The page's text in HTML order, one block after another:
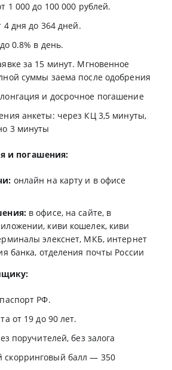
1 000 до 100 000 рублей.
4 дня до 364 дней.
0.8% в день.
за 15 минут. Мгновенное
суммы заема после одобрения
и досрочное погашение
анкеты: через КЦ 3,5 минуты,
3 минуты
и погашения:
онлайн на карту и в офисе
в офисе, на сайте, в
киви кошелек, киви
элекснет, МКБ, интернет
банка, отделения почты России
РФ.
от 19 до 90 лет.
поручителей, без залога
балл — 350